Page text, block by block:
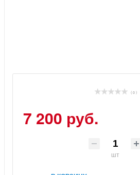
( 0 )
7 200 руб.
шт